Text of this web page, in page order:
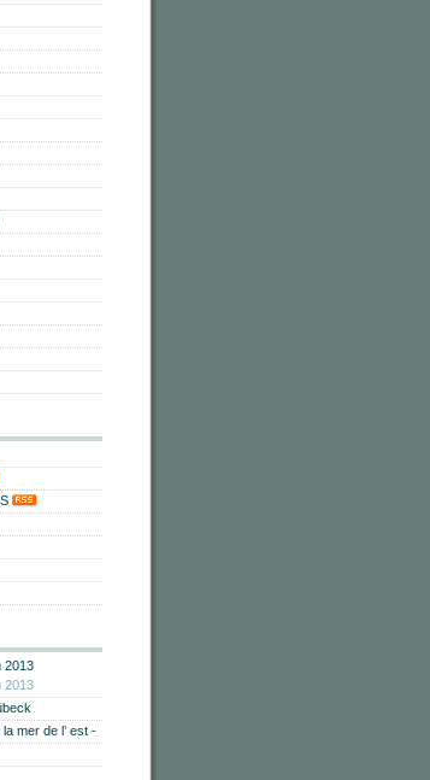
2013
2013
mer de l’ est -